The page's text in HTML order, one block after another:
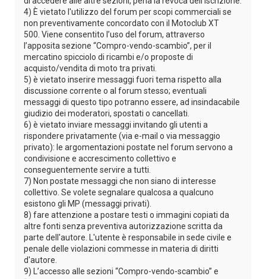
4) È vietato l'utilizzo del forum per scopi commerciali se
non preventivamente concordato con il Motoclub XT
500. Viene consentito l’uso del forum, attraverso
l’apposita sezione “Compro-vendo-scambio”, per il
mercatino spicciolo di ricambi e/o proposte di
acquisto/vendita di moto tra privati.
5) è vietato inserire messaggi fuori tema rispetto alla
discussione corrente o al forum stesso; eventuali
messaggi di questo tipo potranno essere, ad insindacabile
giudizio dei moderatori, spostati o cancellati.
6) è vietato inviare messaggi invitando gli utenti a
rispondere privatamente (via e-mail o via messaggio
privato): le argomentazioni postate nel forum servono a
condivisione e accrescimento collettivo e
conseguentemente servire a tutti.
7) Non postate messaggi che non siano di interesse
collettivo. Se volete segnalare qualcosa a qualcuno
esistono gli MP (messaggi privati).
8) fare attenzione a postare testi o immagini copiati da
altre fonti senza preventiva autorizzazione scritta da
parte dell'autore. L'utente è responsabile in sede civile e
penale delle violazioni commesse in materia di diritti
d'autore.
9) L’accesso alle sezioni “Compro-vendo-scambio” e